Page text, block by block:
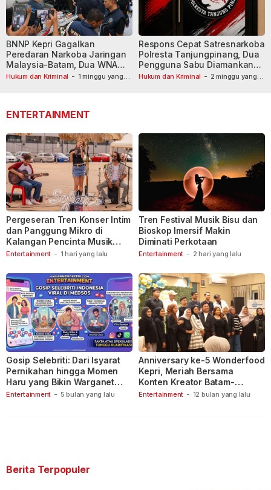
Hukum dan Kriminal - 1 minggu yang
BNNP Kepri Gagalkan
Peredaran Narkoba Jaringan
Malaysia-Batam, Dua WNA
Masih Diburu
Hukum dan Kriminal - 2 minggu yang
Respons Cepat Satresnarkoba
Polresta Tanjungpinang, Dua
Pengguna Sabu Diamankan
Usai Dilaporkan ke Call Center
ENTERTAINMENT
Entertainment - 1 hari yang lalu
Pergeseran Tren Konser Intim
dan Panggung Mikro di
Kalangan Pencinta Musik
Indonesia
Entertainment - 2 hari yang lalu
Tren Festival Musik Bisu dan
Bioskop Imersif Makin
Diminati Perkotaan
Entertainment - 5 bulan yang lalu
Gosip Selebriti: Dari Isyarat
Pernikahan hingga Momen
Haru yang Bikin Warganet
Berspekulasi
Entertainment - 12 bulan yang lalu
Anniversary ke-5 Wonderfood
Kepri, Meriah Bersama
Konten Kreator Batam-
Tanjungpinang
Berita Terpopuler